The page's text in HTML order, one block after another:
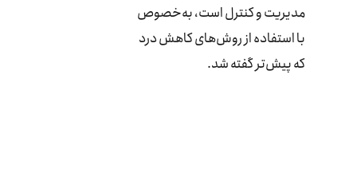
مدیریت و کنترل است، به‌خصوص
با استفاده از روش‌های کاهش درد
که پیش‌تر گفته شد.